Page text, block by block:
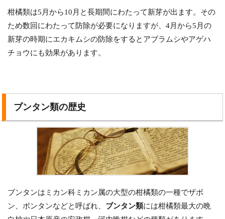
柑橘類は5月から10月と長期間にわたって新芽が出ます。その
ため数回にわたって防除が必要になりますが、4月から5月の
新芽の時期にエカキムシの防除をするとアブラムシやアゲハ
チョウにも効果があります。
ブンタン類の歴史
ブンタンはミカン科ミカン属の大型の柑橘類の一種でザボ
ン、ボンタンなどと呼ばれ、 ブンタン類には柑橘類最大の晩